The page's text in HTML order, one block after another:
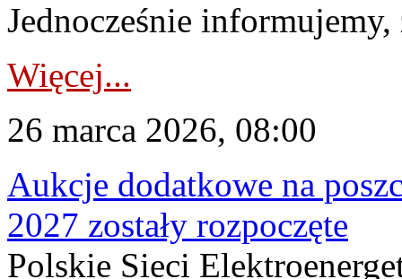
Jednocześnie informujemy,
Więcej...
26 marca 2026, 08:00
Aukcje dodatkowe na
2027 zostały rozpoczęte
Polskie Sieci